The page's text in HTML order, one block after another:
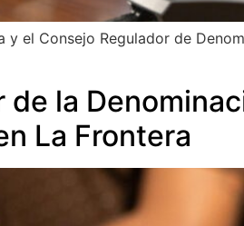
y el Consejo Regulador de
de la
La Frontera